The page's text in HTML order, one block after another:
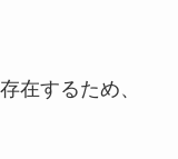
在するため、